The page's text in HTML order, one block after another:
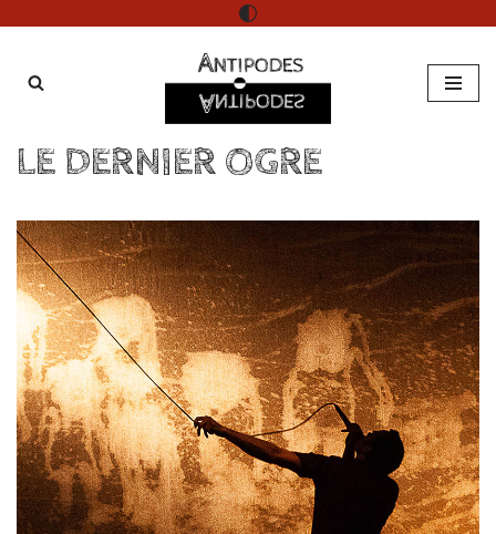
au
LE DERNIER OGRE